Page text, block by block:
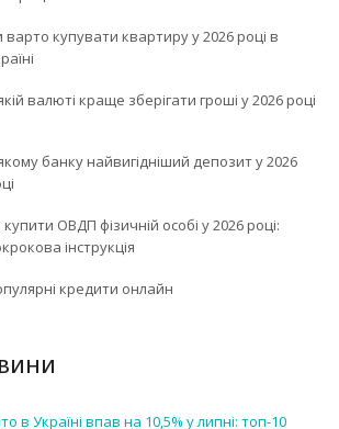
варто купувати квартиру у 2026 році в
валюті краще зберігати гроші у 2026 році
банку найвигідніший депозит у 2026
купити ОВДП фізичній особі у 2026 році:
інструкція
кредити онлайн
в Україні впав на 10,5% у липні: топ-10